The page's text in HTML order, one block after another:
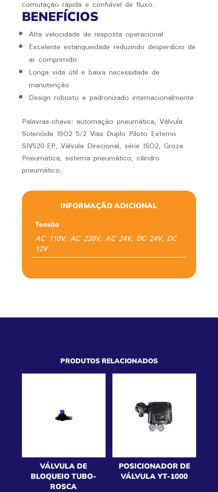
comutação rápida e confiável de fluxo.
BENEFÍCIOS
Alta velocidade de resposta operacional
Excelente estanqueidade reduzindo desperdício de
ar comprimido
Longa vida útil e baixa necessidade de
manutenção
Design robusto e padronizado internacionalmente
Palavras-chave: automação pneumática, Válvula
Solenóide ISO2 5/2 Vias Duplo Piloto Externo
SIV520-EP, Válvula Direcional, série ISO2, Groza
Pneumática, sistema pneumático, cilindro
pneumático.
INFORMAÇÃO ADICIONAL
Tensão
AC 110V, AC 220V, AC 24V, DC 24V, DC
12V
PRODUTOS RELACIONADOS
VÁLVULA DE
BLOQUEIO TUBO-
ROSCA
POSICIONADOR DE
VÁLVULA YT-1000